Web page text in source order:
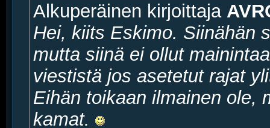
Alkuperäinen kirjoittaja
Hei, kiits Eskimo. Siinähän
mutta siinä ei ollut
viestistä jos asetetut rajat
Eihän toikaan ilmainen ole,
kamat.